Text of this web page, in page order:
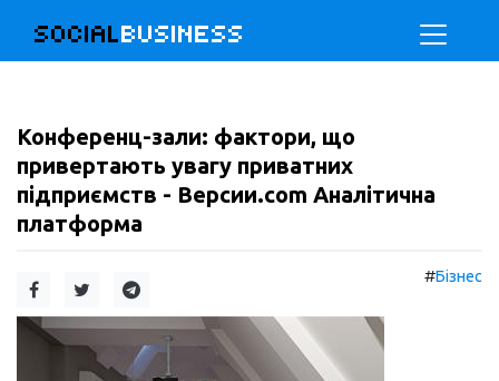
SOCIALBUSINESS
Конференц-зали: фактори, що
привертають увагу приватних
підприємств - Версии.com Аналітична
платформа
#Бізнес